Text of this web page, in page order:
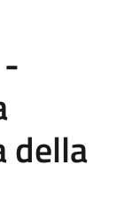
della